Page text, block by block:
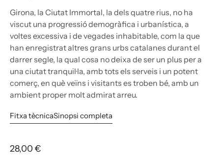
Girona, la Ciutat Immortal, la dels quatre rius, no ha
viscut una progressió demogràfica i urbanística, a
voltes excessiva i de vegades inhabitable, com la que
han enregistrat altres grans urbs catalanes durant el
darrer segle, la qual cosa no deixa de ser un plus per a
una ciutat tranquil·la, amb tots els serveis i un potent
comerç, en què veïns i visitants es troben bé, amb un
ambient proper molt admirat arreu.
Fitxa tècnicaSinopsi completa
28,00 €